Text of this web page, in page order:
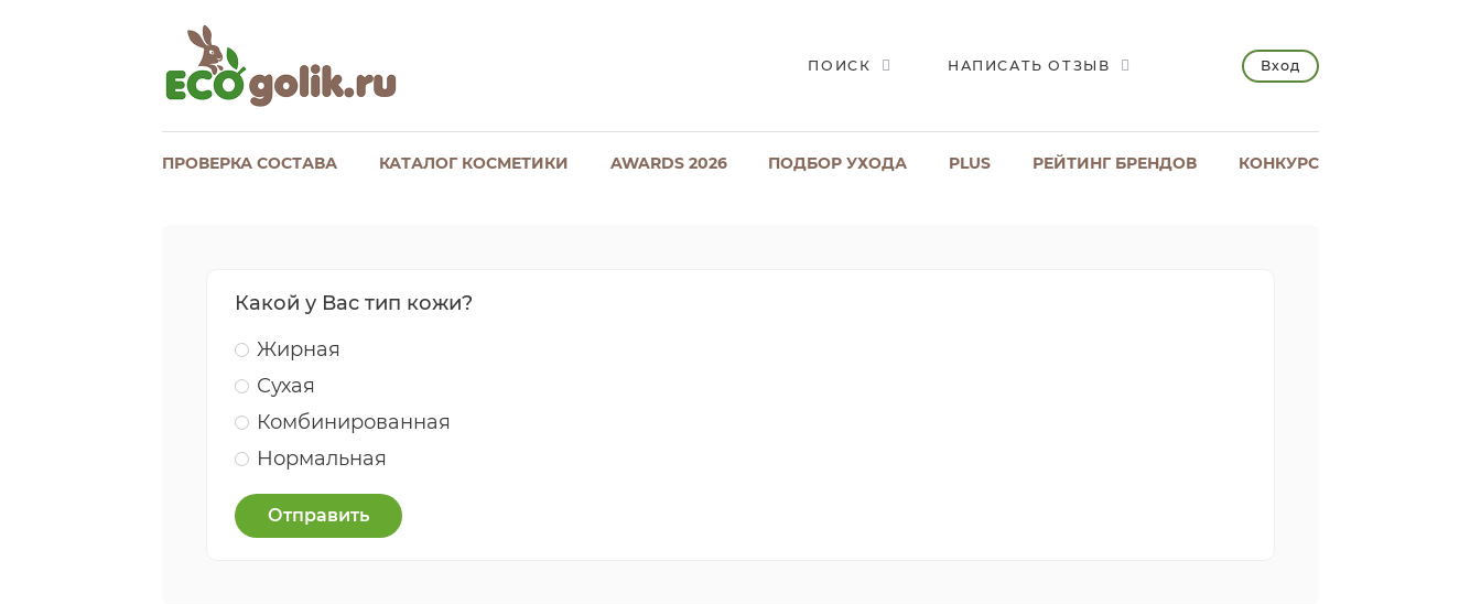
ПОИСК НАПИСАТЬ ОТЗЫВ Вход
ПРОВЕРКА СОСТАВА КАТАЛОГ КОСМЕТИКИ AWARDS 2026 ПОДБОР УХОДА PLUS РЕЙТИНГ БРЕНДОВ КОНКУРС
Какой у Вас тип кожи?
Жирная
Сухая
Комбинированная
Нормальная
Отправить